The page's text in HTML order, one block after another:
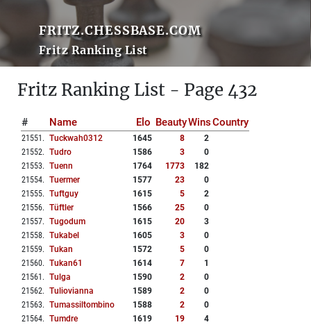
FRITZ.CHESSBASE.COM
Fritz Ranking List
Fritz Ranking List - Page 432
# Name Elo BeautyWinsCountry
21551 . Tuckwah0312 1645 8
2
21552. Tudro 1586 3
0
21553. Tuenn 1764 1773
182
21554. Tuermer 1577 23
0
21555. Tuftguy 1615 5
2
21556. Tüftler 1566 25
0
21557. Tugodum 1615 20
3
21558. Tukabel 1605 3
0
21559. Tukan 1572 5
0
21560. Tukan61 1614 7
1
21561 . Tulga 1590 2
0
21562. Tuliovianna 1589 2
0
21563. Tumassiltombino 1588 2
0
21564. Tumdre 1619 19
4